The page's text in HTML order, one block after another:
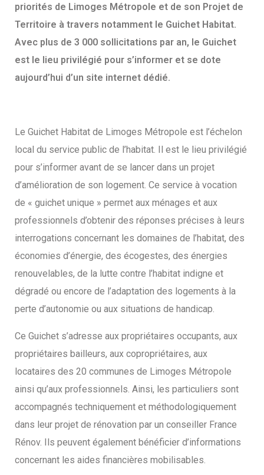
priorités de Limoges Métropole et de son Projet de
Territoire à travers notamment le Guichet Habitat.
Avec plus de 3 000 sollicitations par an, le Guichet
est le lieu privilégié pour s’informer et se dote
aujourd’hui d’un site internet dédié.
Le Guichet Habitat de Limoges Métropole est l’échelon
local du service public de l’habitat. Il est le lieu privilégié
pour s’informer avant de se lancer dans un projet
d’amélioration de son logement. Ce service à vocation
de « guichet unique » permet aux ménages et aux
professionnels d’obtenir des réponses précises à leurs
interrogations concernant les domaines de l’habitat, des
économies d’énergie, des écogestes, des énergies
renouvelables, de la lutte contre l’habitat indigne et
dégradé ou encore de l’adaptation des logements à la
perte d’autonomie ou aux situations de handicap.
Ce Guichet s’adresse aux propriétaires occupants, aux
propriétaires bailleurs, aux copropriétaires, aux
locataires des 20 communes de Limoges Métropole
ainsi qu’aux professionnels. Ainsi, les particuliers sont
accompagnés techniquement et méthodologiquement
dans leur projet de rénovation par un conseiller France
Rénov. Ils peuvent également bénéficier d’informations
concernant les aides financières mobilisables.